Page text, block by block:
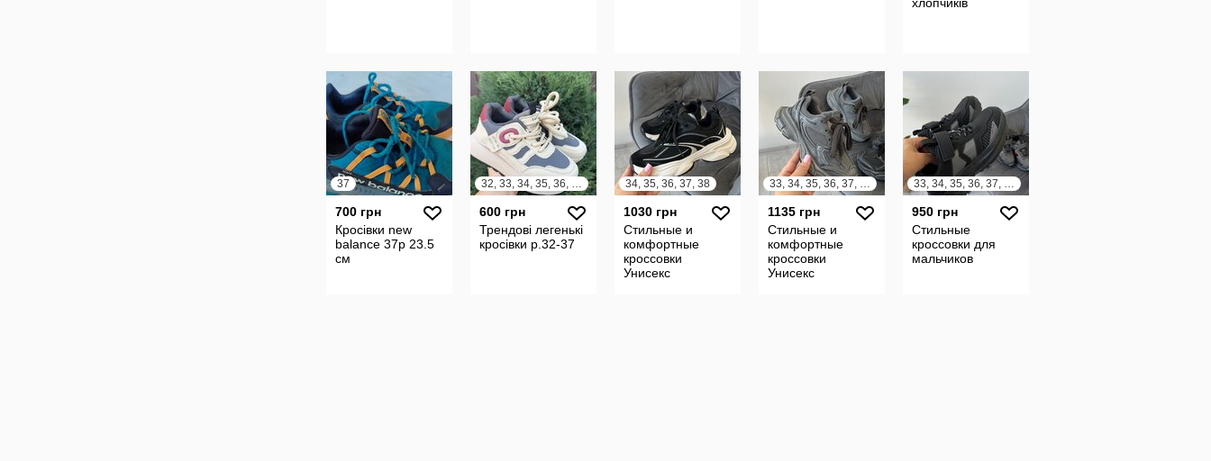
37
700 грн
Кросівки new
balance 37р 23.5
см
32, 33, 34, 35, 36, 37
600 грн
Трендові легенькі
кросівки р.32-37
34, 35, 36, 37, 38
1030 грн
Стильные и
комфортные
кроссовки
Унисекс
33, 34, 35, 36, 37, 38
1135 грн
Стильные и
комфортные
кроссовки
Унисекс
33, 34, 35, 36, 37, 38
950 грн
Стильные
кроссовки для
мальчиков